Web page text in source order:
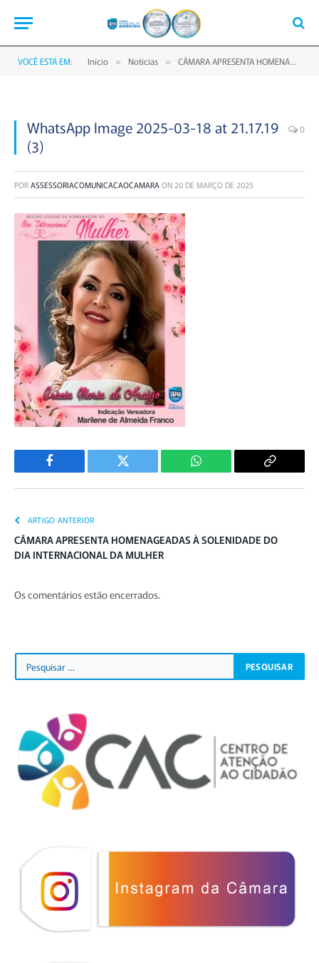
VOCÊ ESTÁ EM: Início » Notícias » CÂMARA APRESENTA HOMENAGEADAS À SOLENIDADE DO DIA INTERNACIONAL DA MULHER
WhatsApp Image 2025-03-18 at 21.17.19
(3)
0
PORASSESSORIACOMUNICACAOCAMARAON 20 DE MARÇO DE 2025
Facebook Twitter WhatsApp
Copiar
ARTIGO ANTERIOR
CÂMARA APRESENTA HOMENAGEADAS À SOLENIDADE DO
DIA INTERNACIONAL DA MULHER
Os comentários estão encerrados.